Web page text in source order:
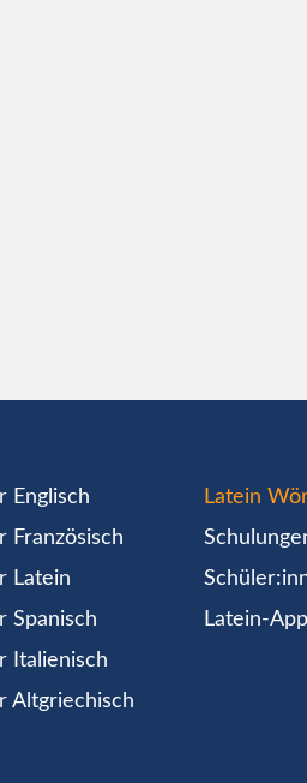
Englisch
Französisch
Latein
Spanisch
Italienisch
Altgriechisch
Latein
Latein-